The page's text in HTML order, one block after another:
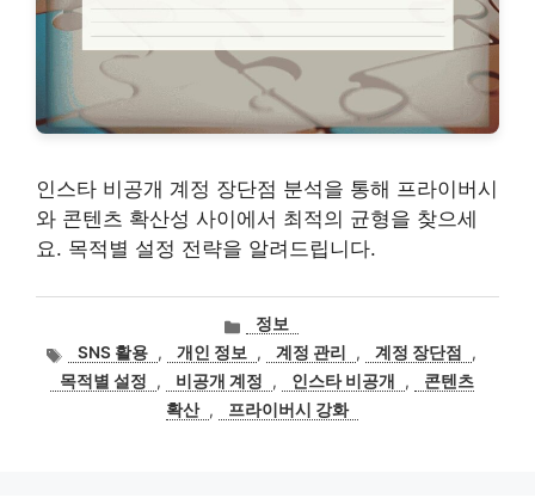
인스타 비공개 계정 장단점 분석을 통해 프라이버시
와 콘텐츠 확산성 사이에서 최적의 균형을 찾으세
요. 목적별 설정 전략을 알려드립니다.
카
고
리
정보
태
그
SNS 활용 , 개인 정보 , 계정 관리 , 계정 장단점
,
목적별 설정
, 비공개 계정 , 인스타 비공개 ,
콘텐츠
확산 , 프라이버시 강화